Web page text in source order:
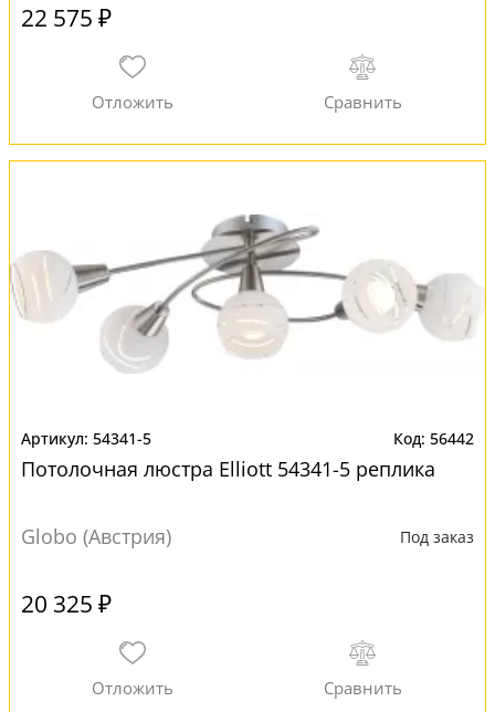
22 575 ₽
54341-5 56442
Потолочная люстра Elliott 54341-5 реплика
Globo (Австрия) Под заказ
20 325 ₽